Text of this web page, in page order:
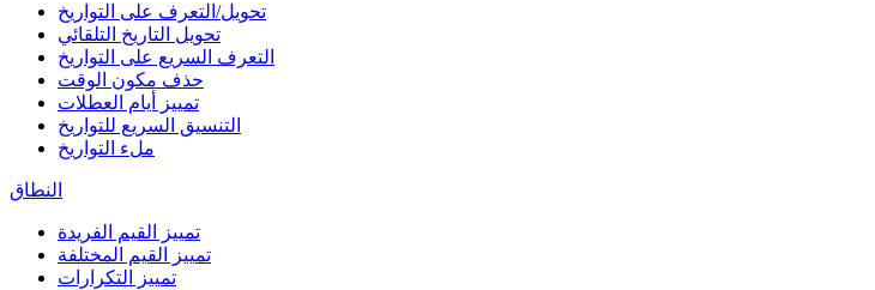
تحويل/التعرف على التواريخ
تحويل التاريخ التلقائي
التعرف السريع على التواريخ
حذف مكون الوقت
تمييز أيام العطلات
التنسيق السريع للتواريخ
ملء التواريخ
النطاق
تمييز القيم الفريدة
تمييز القيم المختلفة
تمييز التكرارات